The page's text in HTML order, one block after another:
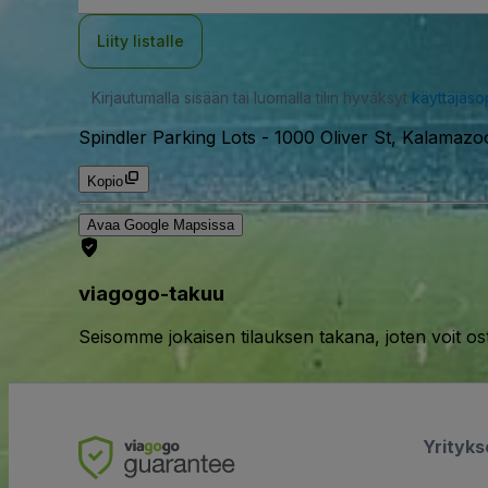
Liity listalle
Kirjautumalla sisään tai luomalla tilin hyväksyt
Spindler Parking Lots - 1000 Oliver St,
Kopio
Avaa Google Mapsissa
viagogo-takuu
Seisomme jokaisen tilauksen takana, joten voit